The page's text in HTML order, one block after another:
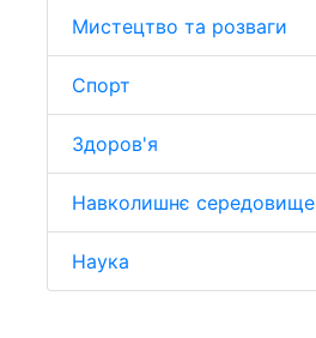
Мистецтво та розваги
Спорт
Здоров'я
Навколишнє середовище
Наука